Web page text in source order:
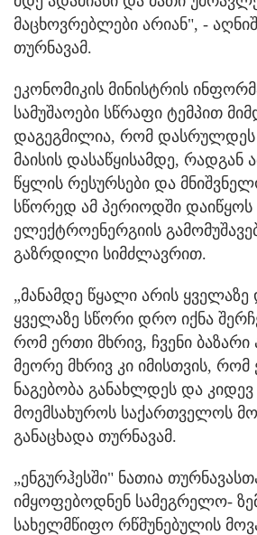
მაცხოვრებლები არიან", -
თურნავამ.
ეკონომიკის მინისტრის
სამუშაოები სწრაფი ტემპით
დაგეგმილია, რომ დასრულდეს
მაისის დასაწყისამდე, რადგან
წყლის რესურსები და
სწორედ ამ პერიოდში დაიწყოს
ელექტროენერგიის
გაზრდილი სიმძლავრით.
„მანამდე წყალი არის
ყველაზე სწორი დრო იქნა
რომ ერთი მხრივ, ჩვენი
მეორე მხრივ კი იმისთვის, რომ
ნაგებობა განახლდეს და
მოემსახუროს საქართველოს
განაცხადა თურნავამ.
„ენგურჰესში" ნათია
იმყოფებოდნენ სამეგრელო-
სახელმწიფო რწმუნებულის